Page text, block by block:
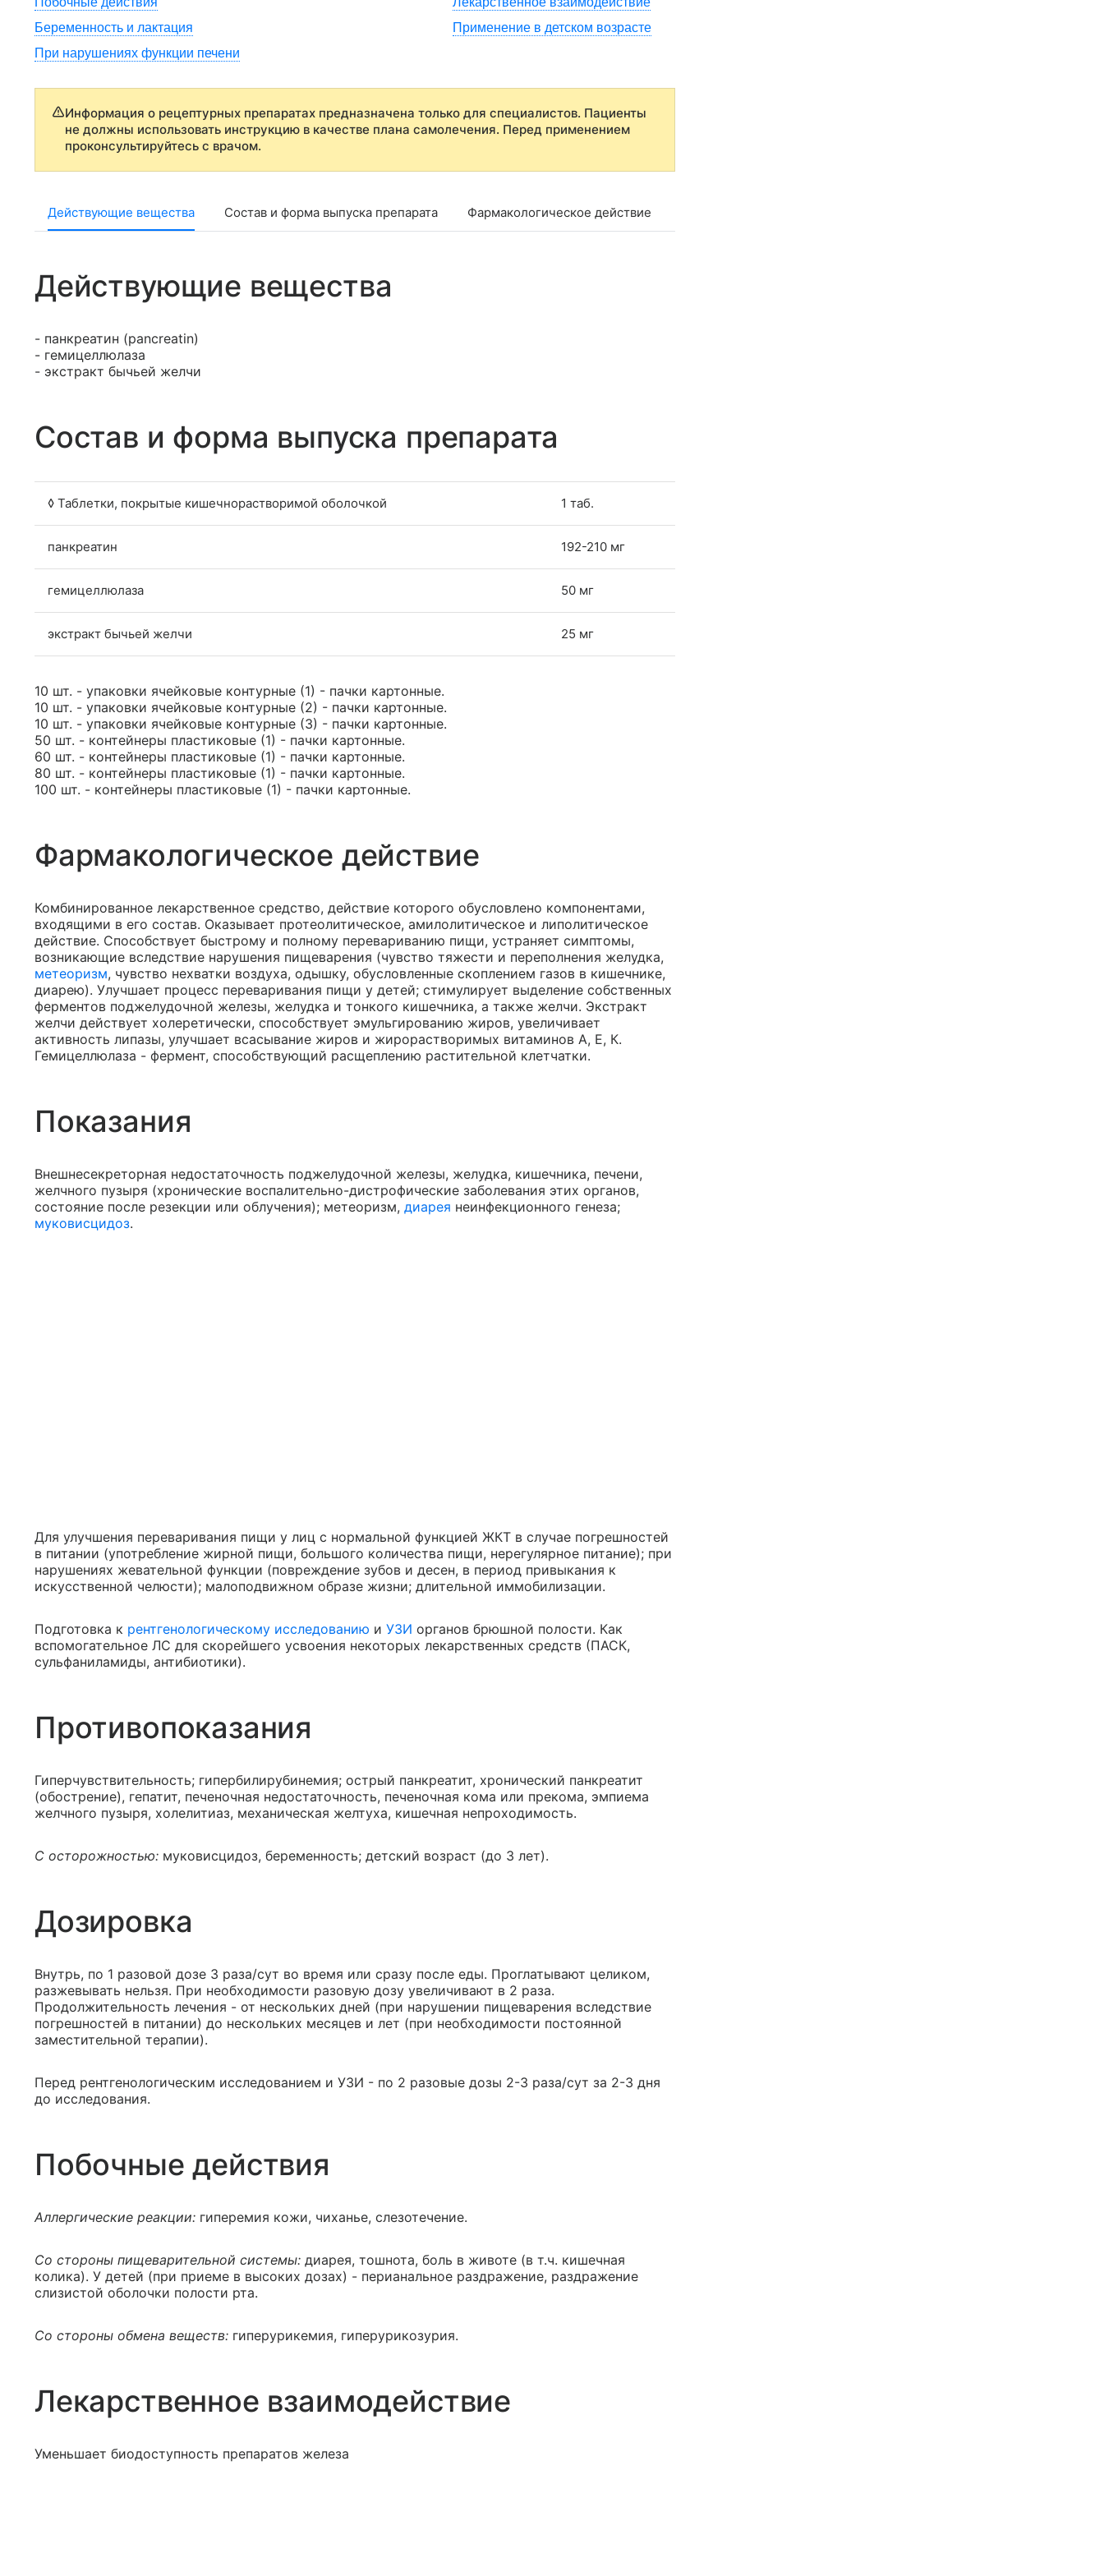
Беременность и лактация
Применение в детском возрасте
При нарушениях функции печени
Информация о рецептурных препаратах предназначена только для специалистов. Пациенты
не должны использовать инструкцию в качестве плана самолечения. Перед применением
проконсультируйтесь с врачом.
Действующие вещества Состав и форма выпуска препарата Фармакологическое действие
Действующие вещества
- панкреатин (pancreatin)
- гемицеллюлаза
- экстракт бычьей желчи
Состав и форма выпуска препарата
◊ Таблетки, покрытые кишечнорастворимой оболочкой 1 таб.
панкреатин 192-210 мг
гемицеллюлаза 50 мг
экстракт бычьей желчи 25 мг
10 шт. - упаковки ячейковые контурные (1) - пачки картонные.
10 шт. - упаковки ячейковые контурные (2) - пачки картонные.
10 шт. - упаковки ячейковые контурные (3) - пачки картонные.
50 шт. - контейнеры пластиковые (1) - пачки картонные.
60 шт. - контейнеры пластиковые (1) - пачки картонные.
80 шт. - контейнеры пластиковые (1) - пачки картонные.
100 шт. - контейнеры пластиковые (1) - пачки картонные.
Фармакологическое действие
Комбинированное лекарственное средство, действие которого обусловлено компонентами,
входящими в его состав. Оказывает протеолитическое, амилолитическое и липолитическое
действие. Способствует быстрому и полному перевариванию пищи, устраняет симптомы,
возникающие вследствие нарушения пищеварения (чувство тяжести и переполнения желудка,
метеоризм, чувство нехватки воздуха, одышку, обусловленные скоплением газов в кишечнике,
диарею). Улучшает процесс переваривания пищи у детей; стимулирует выделение собственных
ферментов поджелудочной железы, желудка и тонкого кишечника, а также желчи. Экстракт
желчи действует холеретически, способствует эмульгированию жиров, увеличивает
активность липазы, улучшает всасывание жиров и жирорастворимых витаминов А, Е, К.
Гемицеллюлаза - фермент, способствующий расщеплению растительной клетчатки.
Показания
Внешнесекреторная недостаточность поджелудочной железы, желудка, кишечника, печени,
желчного пузыря (хронические воспалительно-дистрофические заболевания этих органов,
состояние после резекции или облучения); метеоризм, диарея неинфекционного генеза;
муковисцидоз.
Для улучшения переваривания пищи у лиц с нормальной функцией ЖКТ в случае погрешностей
в питании (употребление жирной пищи, большого количества пищи, нерегулярное питание); при
нарушениях жевательной функции (повреждение зубов и десен, в период привыкания к
искусственной челюсти); малоподвижном образе жизни; длительной иммобилизации.
Подготовка к рентгенологическому исследованию и УЗИ органов брюшной полости. Как
вспомогательное ЛС для скорейшего усвоения некоторых лекарственных средств (ПАСК,
сульфаниламиды, антибиотики).
Противопоказания
Гиперчувствительность; гипербилирубинемия; острый панкреатит, хронический панкреатит
(обострение), гепатит, печеночная недостаточность, печеночная кома или прекома, эмпиема
желчного пузыря, холелитиаз, механическая желтуха, кишечная непроходимость.
С осторожностью: муковисцидоз, беременность; детский возраст (до 3 лет).
Дозировка
Внутрь, по 1 разовой дозе 3 раза/сут во время или сразу после еды. Проглатывают целиком,
разжевывать нельзя. При необходимости разовую дозу увеличивают в 2 раза.
Продолжительность лечения - от нескольких дней (при нарушении пищеварения вследствие
погрешностей в питании) до нескольких месяцев и лет (при необходимости постоянной
заместительной терапии).
Перед рентгенологическим исследованием и УЗИ - по 2 разовые дозы 2-3 раза/сут за 2-3 дня
до исследования.
Побочные действия
Аллергические реакции: гиперемия кожи, чиханье, слезотечение.
Со стороны пищеварительной системы: диарея, тошнота, боль в животе (в т.ч. кишечная
колика). У детей (при приеме в высоких дозах) - перианальное раздражение, раздражение
слизистой оболочки полости рта.
Со стороны обмена веществ: гиперурикемия, гиперурикозурия.
Лекарственное взаимодействие
Уменьшает биодоступность препаратов железа